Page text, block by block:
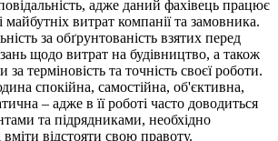
адже даний фахівець працює
витрат компанії та замовника.
за обґрунтованість взятих перед
щодо витрат на будівництво, а також
за терміновість та точність своєї роботи.
спокійна, самостійна, об'єктивна,
– адже в її роботі часто доводиться
та підрядниками, необхідно
вміти відстояти свою правоту.